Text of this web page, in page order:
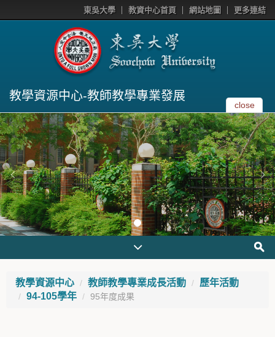
東吳大學 教資中心首頁 網站地圖 更多連結
教學資源中心-教師教學專業發展
close
教學資源中心 教師教學專業成長活動
歷年活動
94-105學年
95年度成果